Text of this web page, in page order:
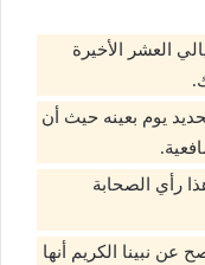
العشر الأخيرة
يوم بعينه حيث أن
الثاني أشار كونها يوم 23 وهذا رأي الصحابة
عن نبينا الكريم أنها